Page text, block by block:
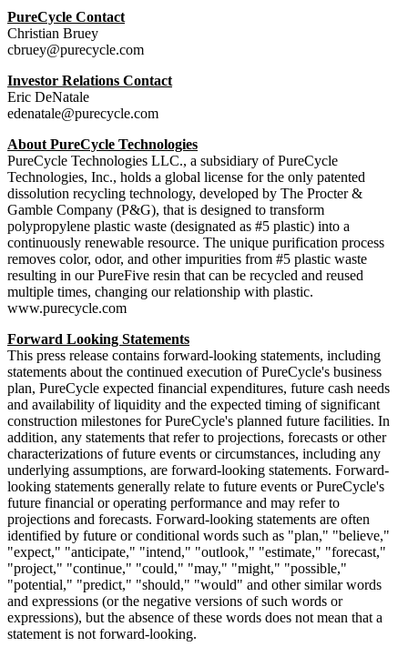
PureCycle Contact
Christian Bruey
cbruey@purecycle.com
Investor Relations Contact
Eric DeNatale
edenatale@purecycle.com
About PureCycle Technologies
PureCycle Technologies LLC., a subsidiary of PureCycle
Technologies, Inc., holds a global license for the only patented
dissolution recycling technology, developed by The Procter &
Gamble Company (P&G), that is designed to transform
polypropylene plastic waste (designated as #5 plastic) into a
continuously renewable resource. The unique purification process
removes color, odor, and other impurities from #5 plastic waste
resulting in our PureFive resin that can be recycled and reused
multiple times, changing our relationship with plastic.
www.purecycle.com
Forward Looking Statements
This press release contains forward-looking statements, including
statements about the continued execution of PureCycle's business
plan, PureCycle expected financial expenditures, future cash needs
and availability of liquidity and the expected timing of significant
construction milestones for PureCycle's planned future facilities. In
addition, any statements that refer to projections, forecasts or other
characterizations of future events or circumstances, including any
underlying assumptions, are forward-looking statements. Forward-
looking statements generally relate to future events or PureCycle's
future financial or operating performance and may refer to
projections and forecasts. Forward-looking statements are often
identified by future or conditional words such as "plan," "believe,"
"expect," "anticipate," "intend," "outlook," "estimate," "forecast,"
"project," "continue," "could," "may," "might," "possible,"
"potential," "predict," "should," "would" and other similar words
and expressions (or the negative versions of such words or
expressions), but the absence of these words does not mean that a
statement is not forward-looking.